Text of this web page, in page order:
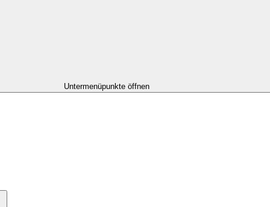
Untermenüpunkte öffnen